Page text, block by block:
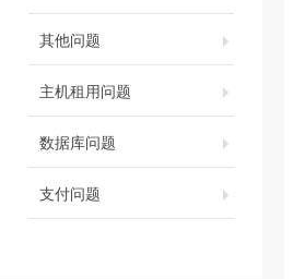
其他问题
主机租用问题
数据库问题
支付问题